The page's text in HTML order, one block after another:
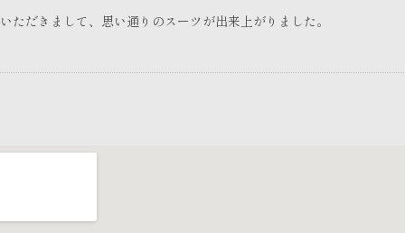
ただきまして、思い通りのスーツが出来上がりました。